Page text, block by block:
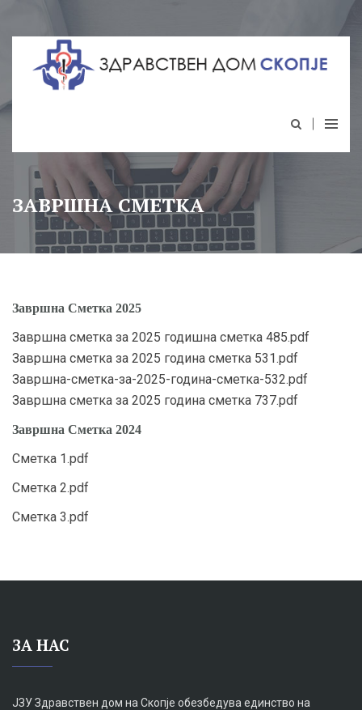
ЗАВРШНА СМЕТКА
Завршна Сметка 2025
Завршна сметка за 2025 годишна сметка 485.pdf
Завршна сметка за 2025 година сметка 531.pdf
Завршна-сметка-за-2025-година-сметка-532.pdf
Завршна сметка за 2025 година сметка 737.pdf
Завршна Сметка 2024
Сметка 1.pdf
Сметка 2.pdf
Сметка 3.pdf
ЗА НАС
ЈЗУ Здравствен дом на Скопје обезбедува единство на